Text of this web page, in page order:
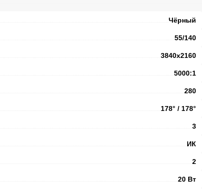
Чёрный
55/140
3840x2160
5000:1
280
178° / 178°
3
ИК
2
20 Вт